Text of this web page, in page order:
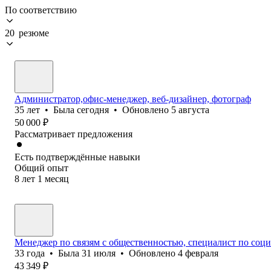
По соответствию
20 резюме
Администратор,офис-менеджер, веб-дизайнер, фотограф
35 лет • Была сегодня • Обновлено 5 августа
50 000 ₽
Рассматривает предложения
Есть подтверждённые навыки
Общий опыт
8 лет 1 месяц
Менеджер по связям с общественностью, специалист по
33 года • Была 31 июля • Обновлено 4 февраля
43 349 ₽